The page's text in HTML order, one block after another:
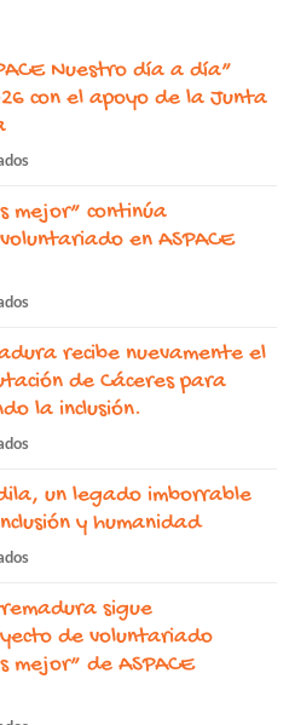
Nuestro día a día”
con el apoyo de la Junta
en
proyecto
“ASPACE
a
continúa
este
2026
apoyo
de
Junta
Extremadura
mejor” continúa
en ASPACE
en
todo
es
mejor”
fortaleciendo
voluntariado
en
recibe nuevamente el
de Cáceres para
la inclusión.
en
Extremadura
recibe
de
la
Diputación
un legado imborrable
y humanidad
en
Galindo
Ardila,
un
sigue
de voluntariado
mejor” de ASPACE